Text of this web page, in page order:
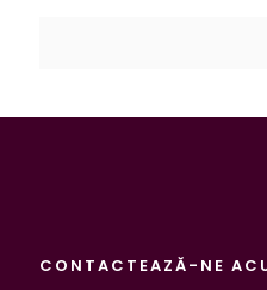
CONTACTEAZĂ-NE